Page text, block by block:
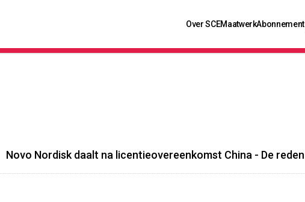
Over SCEMaatwerkAbonnement
Novo Nordisk daalt na licentieovereenkomst China - De reden